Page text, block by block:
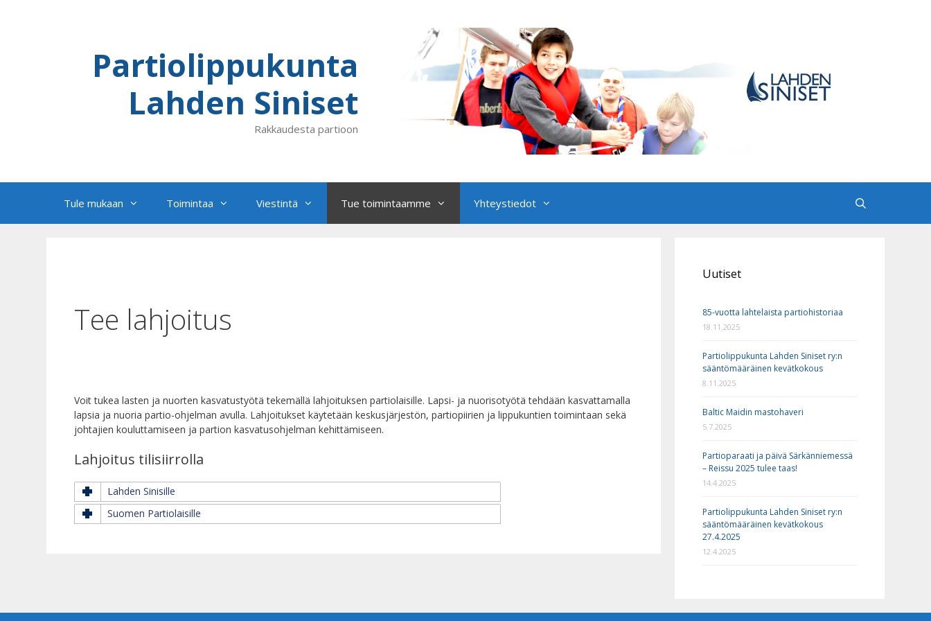
Partiolippukunta
Lahden Siniset
Rakkaudesta partioon
Tule mukaan Toimintaa Viestintä Tue toimintaamme Yhteystiedot
Tee lahjoitus
Voit tukea lasten ja nuorten kasvatustyötä tekemällä lahjoituksen partiolaisille. Lapsi- ja nuorisotyötä tehdään kasvattamalla
lapsia ja nuoria partio-ohjelman avulla. Lahjoitukset käytetään keskusjärjestön, partiopiirien ja lippukuntien toimintaan sekä
johtajien kouluttamiseen ja partion kasvatusohjelman kehittämiseen.
Lahjoitus tilisiirrolla
Lahden Sinisille
Suomen Partiolaisille
Uutiset
85-vuotta lahtelaista partiohistoriaa
18.11.2025
Partiolippukunta Lahden Siniset ry:n
sääntömääräinen kevätkokous
8.11.2025
Baltic Maidin mastohaveri
5.7.2025
Partioparaati ja päivä Särkänniemessä
– Reissu 2025 tulee taas!
14.4.2025
Partiolippukunta Lahden Siniset ry:n
sääntömääräinen kevätkokous
27.4.2025
12.4.2025